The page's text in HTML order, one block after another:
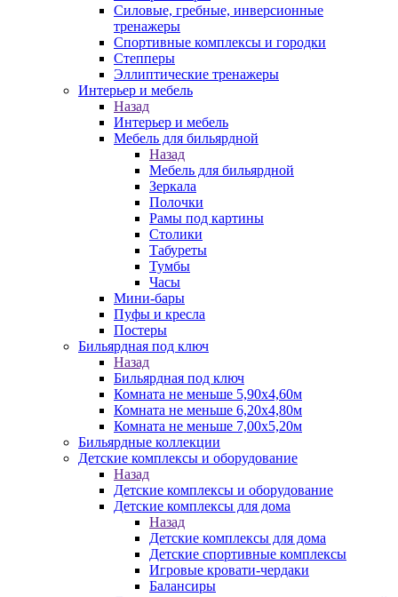
Силовые, гребные, инверсионные
тренажеры
Спортивные комплексы и городки
Степперы
Эллиптические тренажеры
Интерьер и мебель
Назад
Интерьер и мебель
Мебель для бильярдной
Назад
Мебель для бильярдной
Зеркала
Полочки
Рамы под картины
Столики
Табуреты
Тумбы
Часы
Мини-бары
Пуфы и кресла
Постеры
Бильярдная под ключ
Назад
Бильярдная под ключ
Комната не меньше 5,90х4,60м
Комната не меньше 6,20х4,80м
Комната не меньше 7,00х5,20м
Бильярдные коллекции
Детские комплексы и оборудование
Назад
Детские комплексы и оборудование
Детские комплексы для дома
Назад
Детские комплексы для дома
Детские спортивные комплексы
Игровые кровати-чердаки
Балансиры